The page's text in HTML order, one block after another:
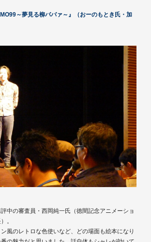
～夢見る柳ババァ～』（おーのもとき氏・加
中の審査員・西岡純一氏（徳間記念アニメーショ
。
ン風のレトロな色使いなど、どの場面も絵本になり